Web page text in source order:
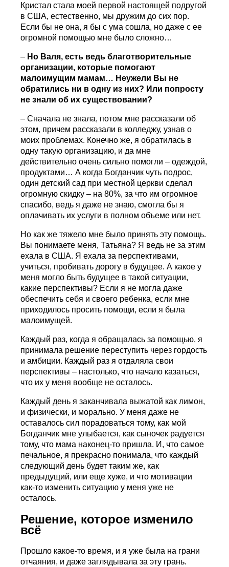
Кристал стала моей первой настоящей подругой
в США, естественно, мы дружим до сих пор.
Если бы не она, я бы с ума сошла, но даже с ее
огромной помощью мне было сложно…
– Но Валя, есть ведь благотворительные
организации, которые помогают
малоимущим мамам… Неужели Вы не
обратились ни в одну из них? Или попросту
не знали об их существовании?
– Сначала не знала, потом мне рассказали об
этом, причем рассказали в колледжу, узнав о
моих проблемах. Конечно же, я обратилась в
одну такую организацию, и да мне
действительно очень сильно помогли – одеждой,
продуктами… А когда Богданчик чуть подрос,
один детский сад при местной церкви сделал
огромную скидку – на 80%, за что им огромное
спасибо, ведь я даже не знаю, смогла бы я
оплачивать их услуги в полном объеме или нет.
Но как же тяжело мне было принять эту помощь.
Вы понимаете меня, Татьяна? Я ведь не за этим
ехала в США. Я ехала за перспективами,
учиться, пробивать дорогу в будущее. А какое у
меня могло быть будущее в такой ситуации,
какие перспективы? Если я не могла даже
обеспечить себя и своего ребенка, если мне
приходилось просить помощи, если я была
малоимущей.
Каждый раз, когда я обращалась за помощью, я
принимала решение переступить через гордость
и амбиции. Каждый раз я отдаляла свои
перспективы – настолько, что начало казаться,
что их у меня вообще не осталось.
Каждый день я заканчивала выжатой как лимон,
и физически, и морально. У меня даже не
оставалось сил порадоваться тому, как мой
Богданчик мне улыбается, как сыночек радуется
тому, что мама наконец-то пришла. И, что самое
печальное, я прекрасно понимала, что каждый
следующий день будет таким же, как
предыдущий, или еще хуже, и что мотивации
как-то изменить ситуацию у меня уже не
осталось.
Решение, которое изменило
всё
Прошло какое-то время, и я уже была на грани
отчаяния, и даже заглядывала за эту грань.